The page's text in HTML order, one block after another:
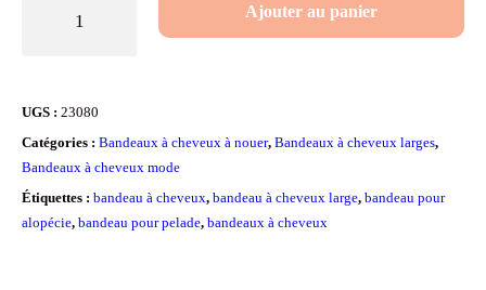
large
Pashmina
Ajouter au panier
UGS : 23080
Catégories : Bandeaux à cheveux à nouer, Bandeaux à cheveux larges,
Bandeaux à cheveux mode
Étiquettes : bandeau à cheveux, bandeau à cheveux large, bandeau pour
alopécie, bandeau pour pelade, bandeaux à cheveux